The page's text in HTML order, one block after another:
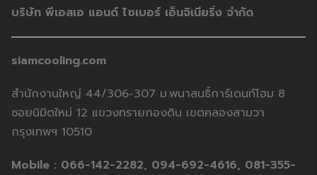
บริษัท พีเอสเอ แอนด์ ไซเบอร์ เอ็นจิเนียริ่ง จำกัด
siamcooling.com
สำนักงานใหญ่ 44/306-307 ม.พนาสนธิ์การ์เดนท์โฮม 8
ซอยนิมิตใหม่ 12 แขวงทรายกองดิน เขตคลองสามวา
กรุงเทพฯ 10510
Mobile : 066-142-2282, 094-692-4616, 081-355-